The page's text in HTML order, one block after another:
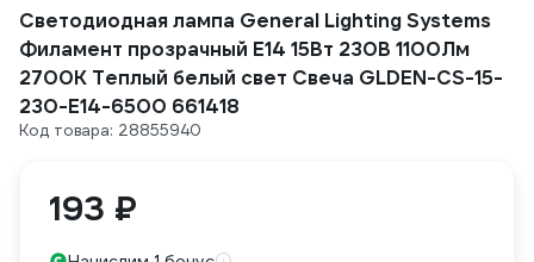
Светодиодная лампа General Lighting Systems
Филамент прозрачный E14 15Вт 230В 1100Лм
2700К Теплый белый свет Свеча GLDEN-CS-15-
230-E14-6500 661418
Код товара: 28855940
193 ₽